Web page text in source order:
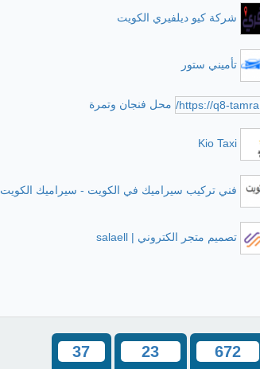
شركة كيو ديلفيري الكويت
تأميني ستور
محل فنجان وتمرة
Kio Taxi
فني تركيب سيراميك في الكويت - سيراميك الكويت
تصميم متجر الكتروني | salaell
672
23
37